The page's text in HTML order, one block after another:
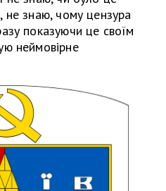
не знаю, чому цензура
показуючи це своїм
неймовірне